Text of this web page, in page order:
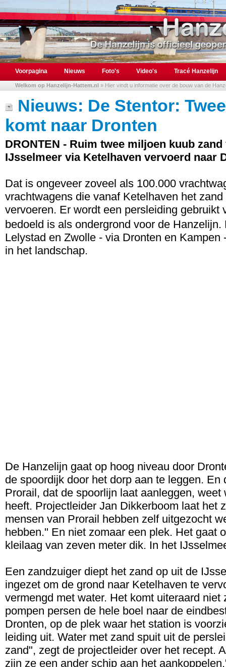
Voorpagina Nieuws Foto's Video's Tracé Hanzelijn
Welkom op Hanzelijn-Hattem.nl » Hier vindt u informatie over de bouw van de
Nieuws: De Stentor:
komt naar Dronten
DRONTEN - Ruim twee miljoen kuub
IJsselmeer via Ketelhaven vervoerd naar
Dat is ongeveer zoveel als 100.000
vrachtwagens die vanaf Ketelhaven het
vervoeren. Er wordt een persleiding gebruikt
bedoeld is als ondergrond voor de
Lelystad en Zwolle - via Dronten en
in het landschap.
De Hanzelijn gaat op hoog niveau door
de spoordijk door het dorp aan te leggen.
Prorail, dat de spoorlijn laat aanleggen,
heeft. Projectleider Jan Dikkerboom laat het
mensen van Prorail hebben zelf uitgezocht
hebben." En niet zomaar een plek. Het gaat
kleilaag van zeven meter dik. In het
Een zandzuiger diept het zand op uit de
ingezet om de grond naar Ketelhaven te
vermengd met water. Het komt uiteraard
pompen persen de hele boel naar de
Dronten, op de plek waar het station is
leiding uit. Water met zand spuit uit de
zand", zegt de projectleider over het recept.
zijn ze een ander schip aan het